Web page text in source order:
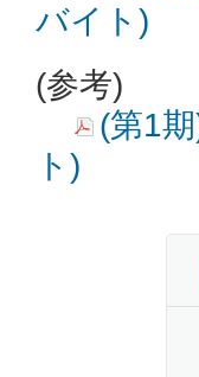
バイト)
(参考)
(第1
ト)